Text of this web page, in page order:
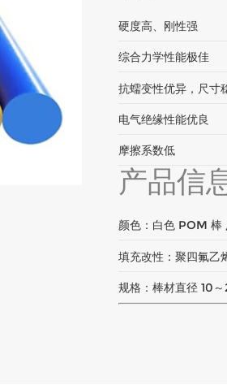
硬度高、刚性强
综合力学性能极佳
抗蠕变性优异，尺寸
电气绝缘性能优良
摩擦系数低
产品信
颜色：白色 POM
填充改性：聚四氟
规格：棒材直径